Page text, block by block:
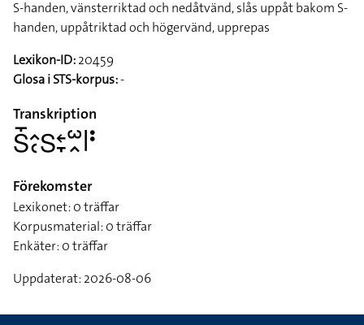
S-handen, vänsterriktad och nedåtvänd, slås uppåt bakom S-
handen, uppåtriktad och högervänd, upprepas
Lexikon-ID:20459
Glosa i STS-korpus:-
Transkription
􌥅􌤻􌤵􌥗􌥅􌥓􌥙􌥱􌥿􌥼􌥻
Förekomster
Lexikonet: 0 träffar
Korpusmaterial: 0 träffar
Enkäter: 0 träffar
Uppdaterat: 2026-08-06